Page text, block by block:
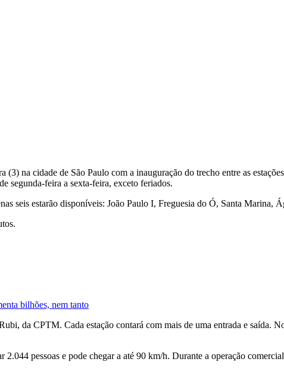
na cidade de São Paulo com a inauguração do trecho entre as
segunda-feira a sexta-feira, exceto feriados.
seis estarão disponíveis: João Paulo I, Freguesia do Ó, Santa Marina,
bilhões, nem tanto
da CPTM. Cada estação contará com mais de uma entrada e saída.
pessoas e pode chegar a até 90 km/h. Durante a operação